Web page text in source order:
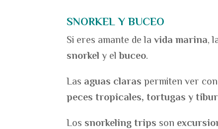
SNORKEL Y BUCEO
Si eres amante de lavida marina,
snorkely elbuceo.
Las aguas claraspermiten ver
peces tropicales, tortugas y
Los snorkeling trips son